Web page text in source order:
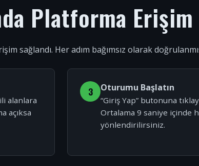
Platforma Erişim
sağlandı. Her adım bağımsız olarak
alanlara
açıksa
3 Oturumu Başlatın
“Giriş Yap” butonuna
Ortalama 9 saniye içinde
yönlendirilirsiniz.